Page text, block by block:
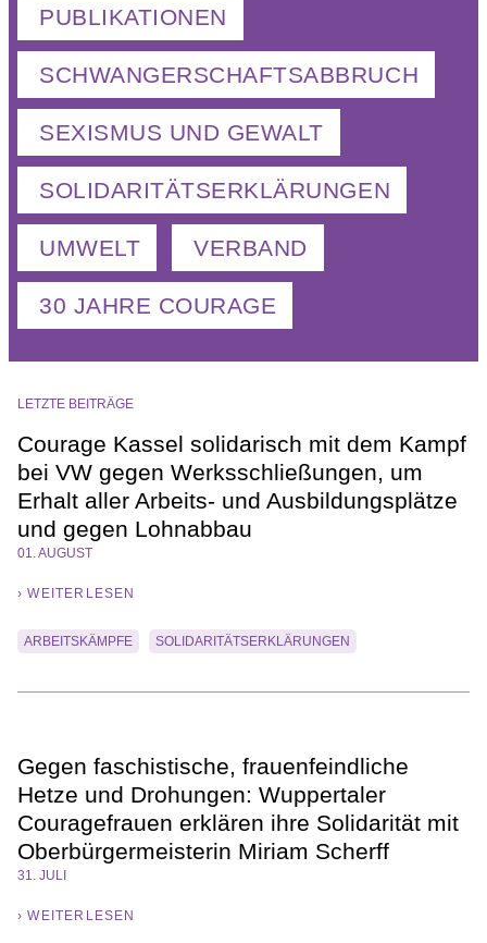
PUBLIKATIONEN
SCHWANGERSCHAFTSABBRUCH
SEXISMUS UND GEWALT
SOLIDARITÄTSERKLÄRUNGEN
UMWELT VERBAND
30 JAHRE COURAGE
LETZTE BEITRÄGE
Courage Kassel solidarisch mit dem Kampf
bei VW gegen Werksschließungen, um
Erhalt aller Arbeits- und Ausbildungsplätze
und gegen Lohnabbau
01. AUGUST
› WEITERLESEN
ARBEITSKÄMPFE SOLIDARITÄTSERKLÄRUNGEN
Gegen faschistische, frauenfeindliche
Hetze und Drohungen: Wuppertaler
Couragefrauen erklären ihre Solidarität mit
Oberbürgermeisterin Miriam Scherff
31. JULI
› WEITERLESEN